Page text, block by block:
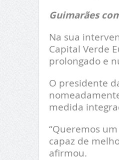
Guimarães
Na sua
Capital Verde
prolongado e
O presidente
medida
“Queremos
capaz de
afirmou.